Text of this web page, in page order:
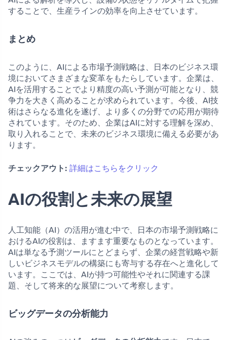
することで、生産ラインの効率を向上させています。
まとめ
このように、AIによる市場予測戦略は、日本のビジネス環
境においてさまざまな変革をもたらしています。企業は、
AIを活用することでより精度の高い予測が可能となり、競
争力を大きく高めることが求められています。今後、AI技
術はさらなる進化を遂げ、より多くの分野での応用が期待
されています。そのため、企業はAIに対する理解を深め、
取り入れることで、未来のビジネス環境に備える必要があ
ります。
チェックアウト: 詳細はこちらをクリック
AIの役割と未来の展望
人工知能（AI）の活用が進む中で、日本の市場予測戦略に
おけるAIの役割は、ますます重要なものとなっています。
AIは単なる予測ツールにとどまらず、企業の経営戦略や新
しいビジネスモデルの構築にも寄与する存在へと進化して
います。ここでは、AIが持つ可能性やそれに関連する課
題、そして将来的な展望について考察します。
ビッグデータの分析能力